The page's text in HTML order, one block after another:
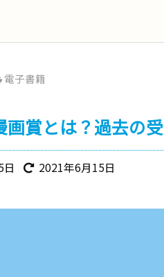
電子書籍
賞とは？過去の
2021年6月15日